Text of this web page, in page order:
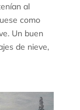
al
como
Un buen
de nieve,